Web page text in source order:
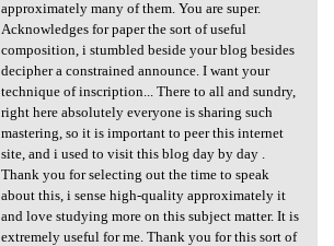
approximately many of them. You are super.
Acknowledges for paper the sort of useful
composition, i stumbled beside your blog besides
decipher a constrained announce. I want your
technique of inscription... There to all and sundry,
right here absolutely everyone is sharing such
mastering, so it is important to peer this internet
site, and i used to visit this blog day by day .
Thank you for selecting out the time to speak
about this, i sense high-quality approximately it
and love studying more on this subject matter. It is
extremely useful for me. Thank you for this sort of